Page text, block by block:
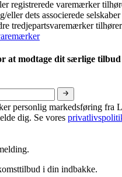
registrerede varemærker
eller dets associerede
tredjepartsvaremærker
at modtage dit særlige tilbud
personlig markedsføring fra
dig. Se vores
i din indbakke.